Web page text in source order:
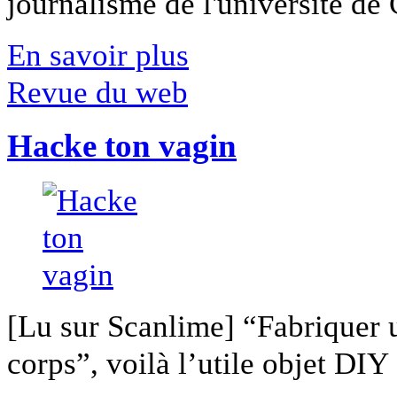
En savoir plus
Revue du web
Hacke ton vagin
[Lu sur Scanlime] “Fabriquer
corps”, voilà l’utile objet